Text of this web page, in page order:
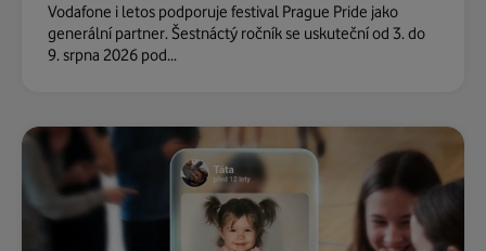
Vodafone i letos podporuje festival Prague Pride jako
generální partner. Šestnáctý ročník se uskuteční od 3. do
9. srpna 2026 pod...